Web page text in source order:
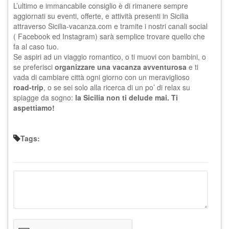
L’ultimo e immancabile consiglio è di rimanere sempre
aggiornati su eventi, offerte, e attività presenti in Sicilia
attraverso Sicilia-vacanza.com e tramite i nostri canali social
( Facebook ed Instagram) sarà semplice trovare quello che
fa al caso tuo.
Se aspiri ad un viaggio romantico, o ti muovi con bambini, o
se preferisci organizzare una vacanza avventurosa e ti
vada di cambiare città ogni giorno con un meraviglioso
road-trip, o se sei solo alla ricerca di un po’ di relax su
spiagge da sogno: la Sicilia non ti delude mai. Ti
aspettiamo!
Tags: